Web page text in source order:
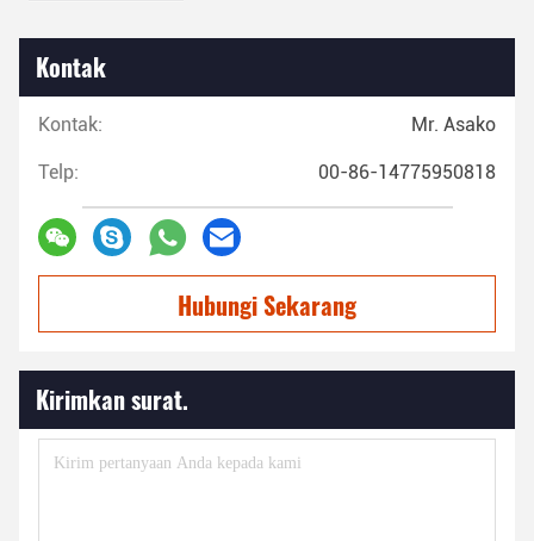
Kontak
Kontak: Mr. Asako
Telp: 00-86-14775950818
Hubungi Sekarang
Kirimkan surat.